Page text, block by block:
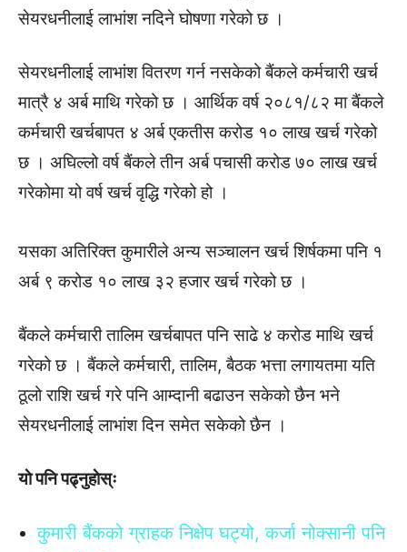
सेयरधनीलाई लाभांश नदिने घोषणा गरेको छ ।
सेयरधनीलाई लाभांश वितरण गर्न नसकेको बैंकले कर्मचारी खर्च
मात्रै ४ अर्ब माथि गरेको छ । आर्थिक वर्ष २०८१/८२ मा बैंकले
कर्मचारी खर्चबापत ४ अर्ब एकतीस करोड १० लाख खर्च गरेको
छ । अघिल्लो वर्ष बैंकले तीन अर्ब पचासी करोड ७० लाख खर्च
गरेकोमा यो वर्ष खर्च वृद्धि गरेको हो ।
यसका अतिरिक्त कुमारीले अन्य सञ्चालन खर्च शिर्षकमा पनि १
अर्ब ९ करोड १० लाख ३२ हजार खर्च गरेको छ ।
बैंकले कर्मचारी तालिम खर्चबापत पनि साढे ४ करोड माथि खर्च
गरेको छ । बैंकले कर्मचारी, तालिम, बैठक भत्ता लगायतमा यति
ठूलो राशि खर्च गरे पनि आम्दानी बढाउन सकेको छैन भने
सेयरधनीलाई लाभांश दिन समेत सकेको छैन ।
याे पनि पढ्नुहाेस्ः
कुमारी बैंकको ग्राहक निक्षेप घट्यो, कर्जा नोक्सानी पनि